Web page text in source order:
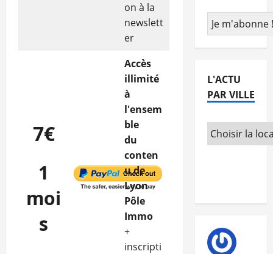
on à la
newslett
er
7€
1
moi
s
Accès
illimité
à
l'ensem
ble
du
conten
u de
Lyon
Pôle
Immo
+
inscripti
L'ACTU
PAR VILLE